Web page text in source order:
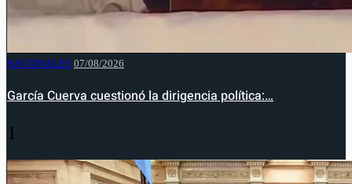
NACIONALES 07/08/2026
García Cuerva cuestionó la dirigencia política:…
1